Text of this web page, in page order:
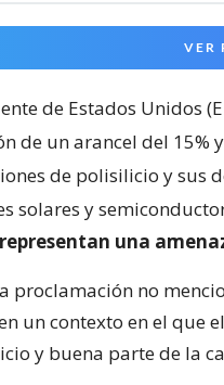
VER
de Estados Unidos
de un arancel del 15%
de polisilicio y sus
solares y
una
proclamación no
un contexto en el que
y buena parte de la